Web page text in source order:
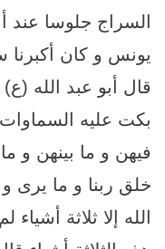
السراج جلوسا عند
يونس و كان أكبرنا
قال أبو عبد الله
بكت عليه
فيهن و ما بينهن و
خلق ربنا و ما يرى
الله إلا ثلاثة